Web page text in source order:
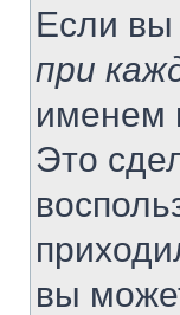
Если
при
именем
Это
вы